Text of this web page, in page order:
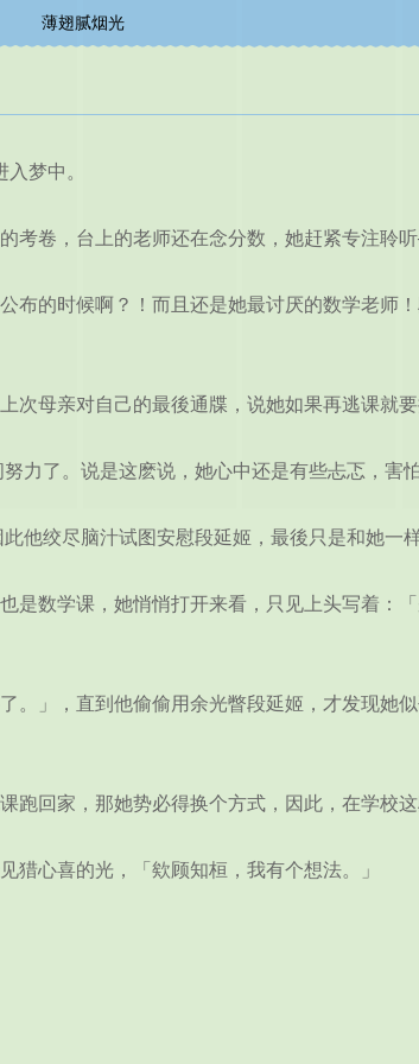
薄翅腻烟光
梦中。
卷，台上的老师还在念分数，她赶紧专注聆听
的时候啊？！而且还是她最讨厌的数学老师
亲对自己的最後通牒，说她如果再逃课就要
了。说是这麽说，她心中还是有些忐忑，害怕
绞尽脑汁试图安慰段延姬，最後只是和她一样
数学课，她悄悄打开来看，只见上头写着：
」，直到他偷偷用余光瞥段延姬，才发现她
家，那她势必得换个方式，因此，在学校这
心喜的光，「欸顾知桓，我有个想法。」